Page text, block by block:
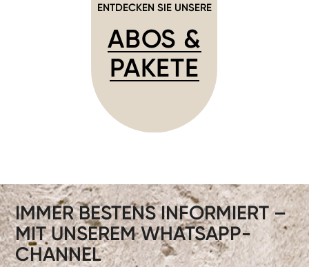
ENTDECKEN SIE UNSERE
ABOS &
PAKETE
IMMER BESTENS INFORMIERT –
MIT UNSEREM WHATSAPP-
CHANNEL